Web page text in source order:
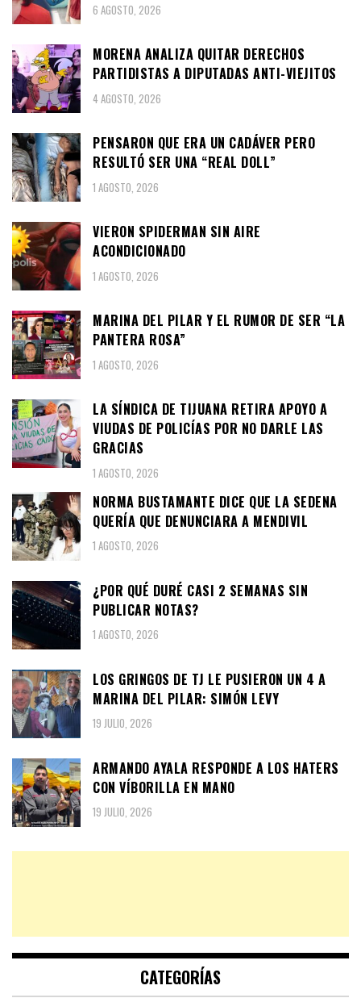
6 AGOSTO, 2026
MORENA ANALIZA QUITAR DERECHOS
PARTIDISTAS A DIPUTADAS ANTI-VIEJITOS
4 AGOSTO, 2026
PENSARON QUE ERA UN CADÁVER PERO
RESULTÓ SER UNA “REAL DOLL”
1 AGOSTO, 2026
VIERON SPIDERMAN SIN AIRE
ACONDICIONADO
1 AGOSTO, 2026
MARINA DEL PILAR Y EL RUMOR DE SER “LA
PANTERA ROSA”
1 AGOSTO, 2026
LA SÍNDICA DE TIJUANA RETIRA APOYO A
VIUDAS DE POLICÍAS POR NO DARLE LAS
GRACIAS
1 AGOSTO, 2026
NORMA BUSTAMANTE DICE QUE LA SEDENA
QUERÍA QUE DENUNCIARA A MENDIVIL
1 AGOSTO, 2026
¿POR QUÉ DURÉ CASI 2 SEMANAS SIN
PUBLICAR NOTAS?
1 AGOSTO, 2026
LOS GRINGOS DE TJ LE PUSIERON UN 4 A
MARINA DEL PILAR: SIMÓN LEVY
19 JULIO, 2026
ARMANDO AYALA RESPONDE A LOS HATERS
CON VÍBORILLA EN MANO
19 JULIO, 2026
CATEGORÍAS